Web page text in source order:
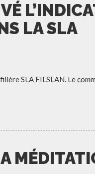
LA SLA
SLA FILSLAN. Le